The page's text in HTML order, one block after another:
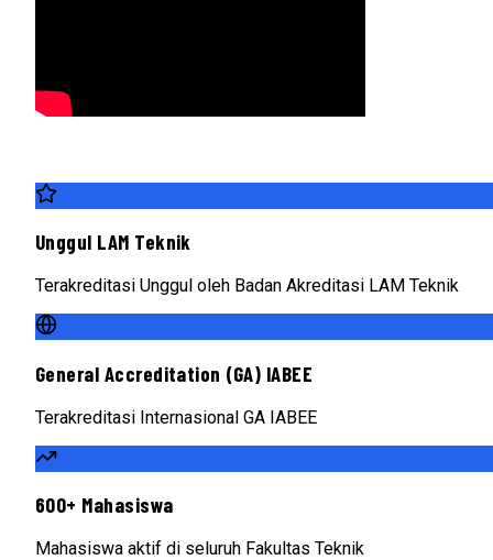
Unggul LAM Teknik
Terakreditasi Unggul oleh Badan Akreditasi LAM Teknik
General Accreditation (GA) IABEE
Terakreditasi Internasional GA IABEE
600+ Mahasiswa
Mahasiswa aktif di seluruh Fakultas Teknik